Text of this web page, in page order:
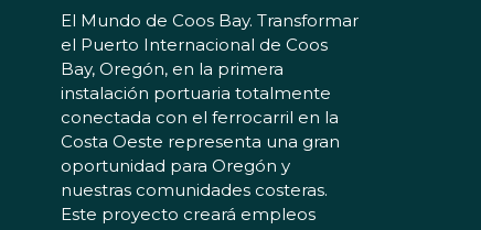
El Mundo de Coos Bay. Transformar
el Puerto Internacional de Coos
Bay, Oregón, en la primera
instalación portuaria totalmente
conectada con el ferrocarril en la
Costa Oeste representa una gran
oportunidad para Oregón y
nuestras comunidades costeras.
Este proyecto creará empleos